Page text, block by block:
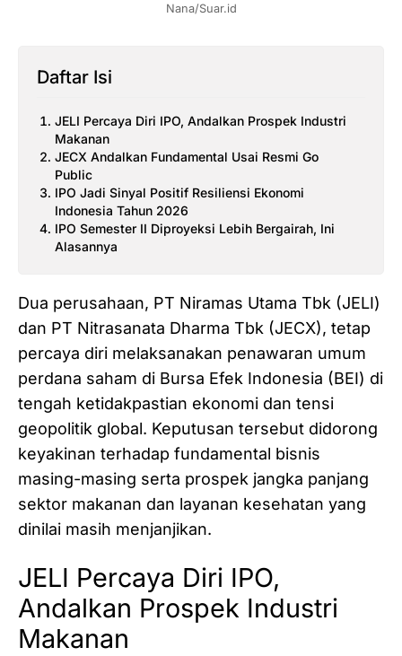
Nana/Suar.id
Daftar Isi
JELI Percaya Diri IPO, Andalkan Prospek Industri
Makanan
JECX Andalkan Fundamental Usai Resmi Go
Public
IPO Jadi Sinyal Positif Resiliensi Ekonomi
Indonesia Tahun 2026
IPO Semester II Diproyeksi Lebih Bergairah, Ini
Alasannya
Dua perusahaan, PT Niramas Utama Tbk (JELI)
dan PT Nitrasanata Dharma Tbk (JECX), tetap
percaya diri melaksanakan penawaran umum
perdana saham di Bursa Efek Indonesia (BEI) di
tengah ketidakpastian ekonomi dan tensi
geopolitik global. Keputusan tersebut didorong
keyakinan terhadap fundamental bisnis
masing-masing serta prospek jangka panjang
sektor makanan dan layanan kesehatan yang
dinilai masih menjanjikan.
JELI Percaya Diri IPO,
Andalkan Prospek Industri
Makanan